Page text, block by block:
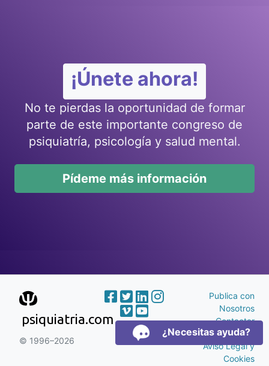
¿Necesitas ayuda?
¡Únete ahora!
No te pierdas la oportunidad de formar
parte de este importante congreso de
psiquiatría, psicología y salud mental.
Pídeme más información
psiquiatria.com
© 1996–2026
Publica con
Nosotros
Contactar
Publicidad
Aviso Legal y
Cookies